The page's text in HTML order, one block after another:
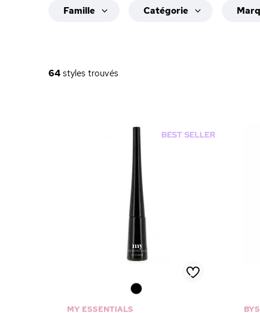
Famille Catégorie
64styles trouvés
MY ESSENTIALS BYS